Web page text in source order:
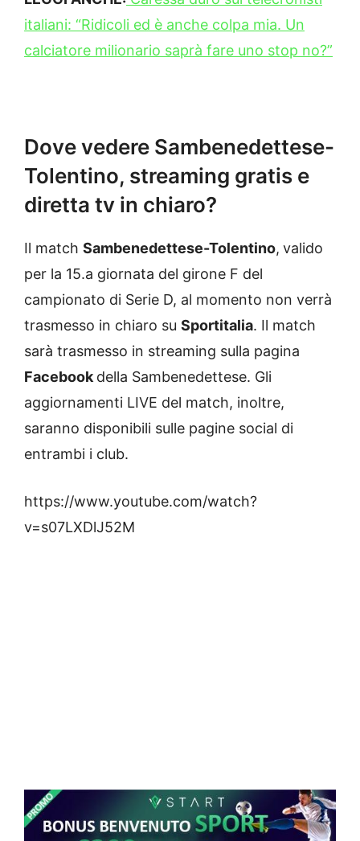
italiani: “Ridicoli ed è anche colpa mia. Un
calciatore milionario saprà fare uno stop no?”
Dove vedere Sambenedettese-
Tolentino, streaming gratis e
diretta tv in chiaro?
Il match Sambenedettese-Tolentino, valido
per la 15.a giornata del girone F del
campionato di Serie D, al momento non verrà
trasmesso in chiaro su Sportitalia. Il match
sarà trasmesso in streaming sulla pagina
Facebook della Sambenedettese. Gli
aggiornamenti LIVE del match, inoltre,
saranno disponibili sulle pagine social di
entrambi i club.
https://www.youtube.com/watch?
v=s07LXDlJ52M